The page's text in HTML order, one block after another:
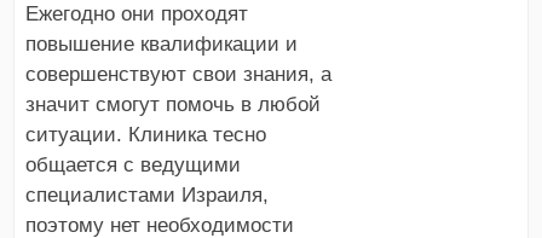
Ежегодно они проходят
повышение квалификации и
совершенствуют свои знания, а
значит смогут помочь в любой
ситуации. Клиника тесно
общается с ведущими
специалистами Израиля,
поэтому нет необходимости